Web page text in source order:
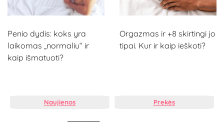
Penio dydis: koks yra
laikomas „normaliu“ ir
kaip išmatuoti?
Orgazmas ir +8 skirtingi jo
tipai. Kur ir kaip ieškoti?
Naujienos Prekės